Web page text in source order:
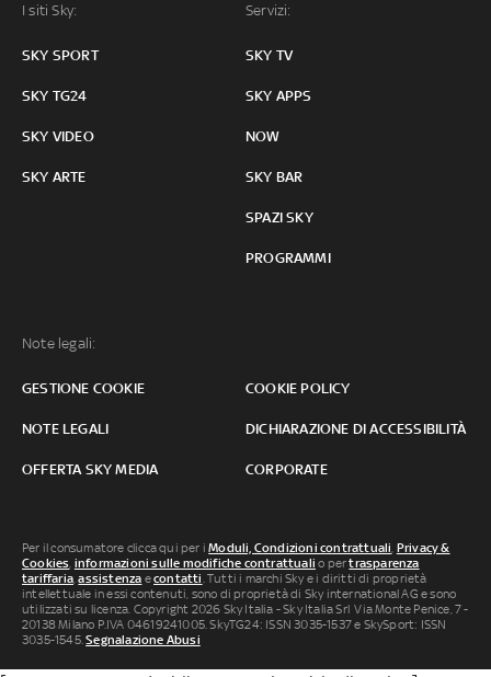
I siti Sky:
SKY SPORT
SKY TG24
SKY VIDEO
SKY ARTE
Servizi:
SKY TV
SKY APPS
NOW
SKY BAR
SPAZI SKY
PROGRAMMI
Note legali:
GESTIONE COOKIE COOKIE POLICY
NOTE LEGALI DICHIARAZIONE DI ACCESSIBILITÀ
OFFERTA SKY MEDIA CORPORATE
Per il consumatore clicca qui per iModuli, Condizioni contrattuali, Privacy &
Cookies, informazioni sulle modifiche contrattuali o pertrasparenza
tariffaria,assistenza econtatti. Tutti i marchi Sky e i diritti di proprietà
intellettuale in essi contenuti, sono di proprietà di Sky international AG e sono
utilizzati su licenza. Copyright 2026 Sky Italia - Sky Italia Srl Via Monte Penice, 7 -
20138 Milano P.IVA 04619241005. SkyTG24: ISSN 3035-1537 e SkySport: ISSN
3035-1545.Segnalazione Abusi